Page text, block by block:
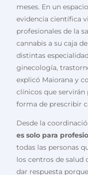
meses. En un
evidencia científica
profesionales de la
cannabis a su caja
distintas
ginecología,
explicó Maiorana y
clínicos que servirán
forma de prescribir
Desde la
es solo para
todas las personas
los centros de salud
dar respuesta